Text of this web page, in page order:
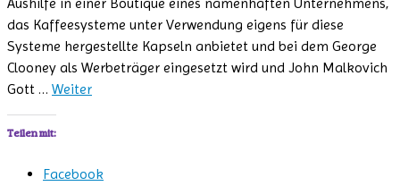
das Kaffeesysteme unter Verwendung eigens für diese
Systeme hergestellte Kapseln anbietet und bei dem George
Clooney als Werbeträger eingesetzt wird und John Malkovich
Gott … Weiter
Teilen mit:
Facebook